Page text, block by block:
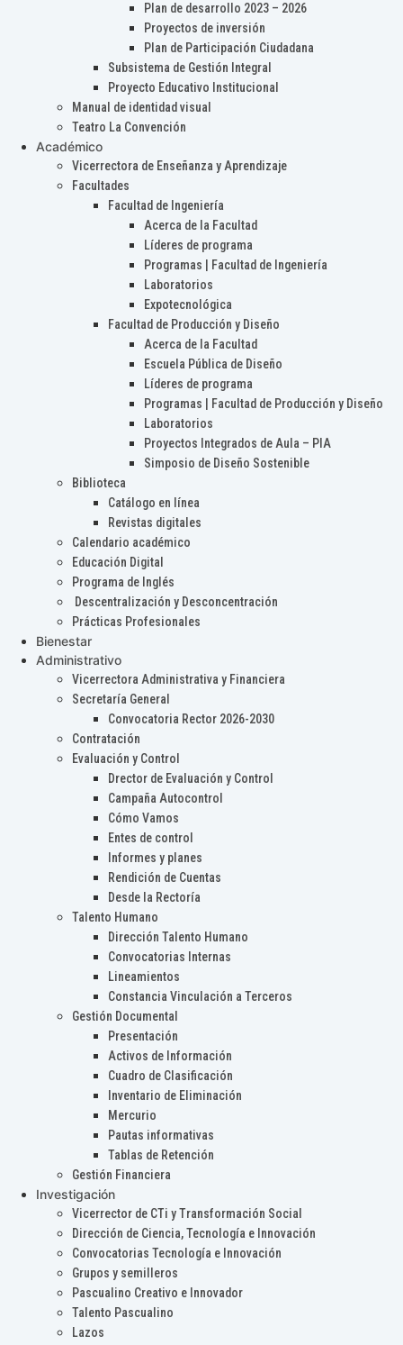
Plan de desarrollo 2023 – 2026
Proyectos de inversión
Plan de Participación Ciudadana
Subsistema de Gestión Integral
Proyecto Educativo Institucional
Manual de identidad visual
Teatro La Convención
Académico
Vicerrectora de Enseñanza y Aprendizaje
Facultades
Facultad de Ingeniería
Acerca de la Facultad
Líderes de programa
Programas | Facultad de Ingeniería
Laboratorios
Expotecnológica
Facultad de Producción y Diseño
Acerca de la Facultad
Escuela Pública de Diseño
Líderes de programa
Programas | Facultad de Producción y Diseño
Laboratorios
Proyectos Integrados de Aula – PIA
Simposio de Diseño Sostenible
Biblioteca
Catálogo en línea
Revistas digitales
Calendario académico
Educación Digital
Programa de Inglés
Descentralización y Desconcentración
Prácticas Profesionales
Bienestar
Administrativo
Vicerrectora Administrativa y Financiera
Secretaría General
Convocatoria Rector 2026-2030
Contratación
Evaluación y Control
Drector de Evaluación y Control
Campaña Autocontrol
Cómo Vamos
Entes de control
Informes y planes
Rendición de Cuentas
Desde la Rectoría
Talento Humano
Dirección Talento Humano
Convocatorias Internas
Lineamientos
Constancia Vinculación a Terceros
Gestión Documental
Presentación
Activos de Información
Cuadro de Clasificación
Inventario de Eliminación
Mercurio
Pautas informativas
Tablas de Retención
Gestión Financiera
Investigación
Vicerrector de CTi y Transformación Social
Dirección de Ciencia, Tecnología e Innovación
Convocatorias Tecnología e Innovación
Grupos y semilleros
Pascualino Creativo e Innovador
Talento Pascualino
Lazos